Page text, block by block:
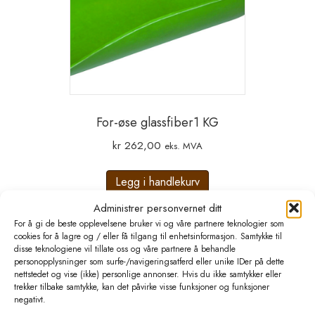
Administrer personvernet ditt
For å gi de beste opplevelsene bruker vi og våre partnere teknologier som
cookies for å lagre og / eller få tilgang til enhetsinformasjon. Samtykke til
disse teknologiene vil tillate oss og våre partnere å behandle
personopplysninger som surfe-/navigeringsatferd eller unike IDer på dette
nettstedet og vise (ikke) personlige annonser. Hvis du ikke samtykker eller
trekker tilbake samtykke, kan det påvirke visse funksjoner og funksjoner
negativt.
For-øse glassfiber1 KG
kr 262,00 eks. MVA
Legg i handlekurv